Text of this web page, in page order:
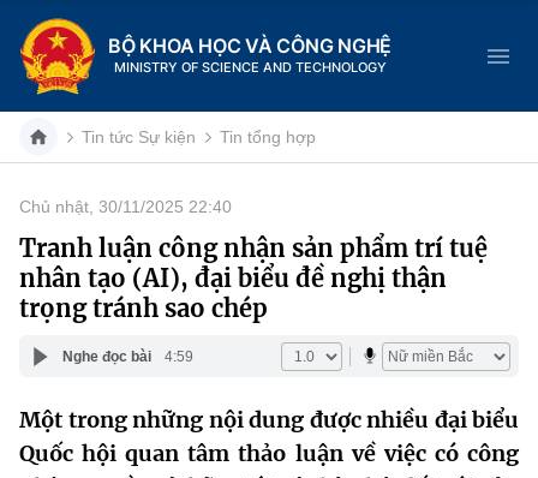
BỘ KHOA HỌC VÀ CÔNG NGHỆ
MINISTRY OF SCIENCE AND TECHNOLOGY
Danh mục
Trang chủ
Cơ cấu tổ chức
Khoa học và Công nghệ
Dịch vụ công
Tin tức Sự kiện Tin tổng hợp
Chủ nhật, 30/11/2025 22:40
Tranh luận công nhận sản phẩm trí tuệ
nhân tạo (AI), đại biểu đề nghị thận
trọng tránh sao chép
Nghe đọc bài 4:59
Một trong những nội dung được nhiều đại biểu
Quốc hội quan tâm thảo luận về việc có công